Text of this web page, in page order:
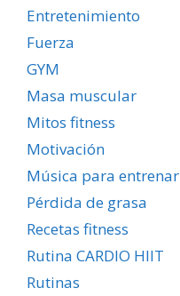
Entretenimiento
Fuerza
GYM
Masa muscular
Mitos fitness
Motivación
Música para entrenar
Pérdida de grasa
Recetas fitness
Rutina CARDIO HIIT
Rutinas